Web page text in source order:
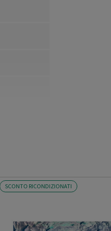
SCONTO RICONDIZIONATI